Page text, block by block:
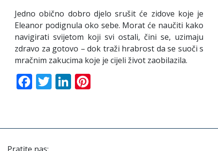
Jedno obično dobro djelo srušit će zidove koje je
Eleanor podignula oko sebe. Morat će naučiti kako
navigirati svijetom koji svi ostali, čini se, uzimaju
zdravo za gotovo – dok traži hrabrost da se suoči s
mračnim zakucima koje je cijeli život zaobilazila.
Facebook
TwitterLinkedIn